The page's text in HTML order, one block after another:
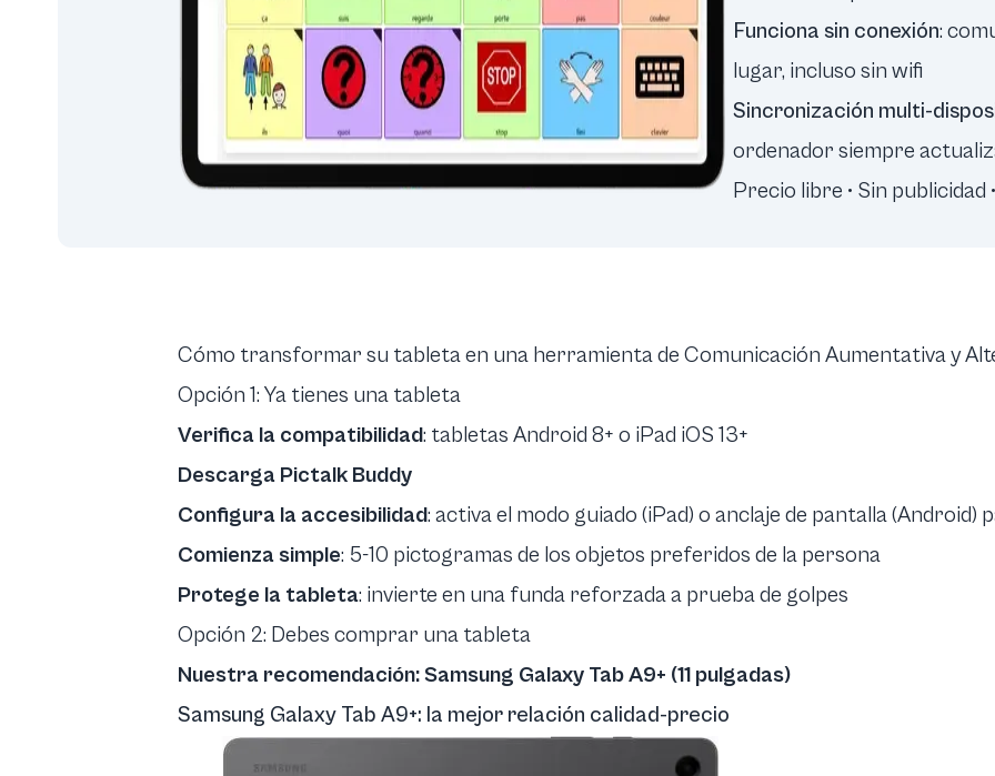
Funciona sin conexión:
lugar, incluso sin wifi
Sincronización multi-
ordenador siempre
Precio libre • Sin publicidad
Cómo transformar su tableta en una herramienta de Comunicación Aumentativa y
Opción 1: Ya tienes una tableta
Verifica la compatibilidad: tabletas Android 8+ o iPad iOS 13+
Descarga Pictalk Buddy
Configura la accesibilidad: activa el modo guiado (iPad) o anclaje de pantalla(Android)
Comienza simple: 5-10 pictogramas de los objetos preferidos de la persona
Protege la tableta: invierte en una funda reforzada a prueba de golpes
Opción 2: Debes comprar una tableta
Nuestra recomendación: Samsung Galaxy Tab A9+ (11 pulgadas)
Samsung Galaxy Tab A9+: la mejor relación calidad-precio